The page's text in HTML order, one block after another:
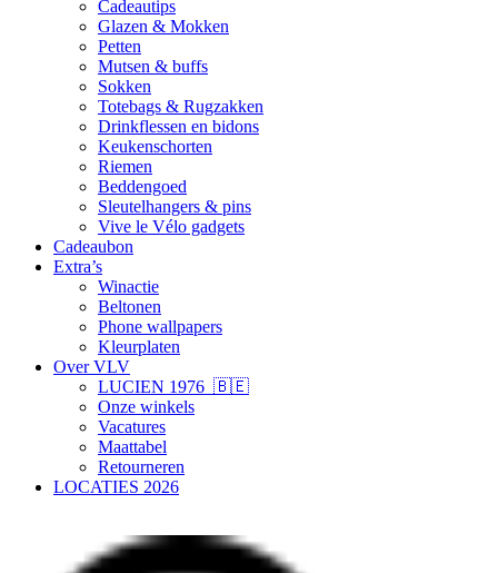
Cadeautips
Glazen & Mokken
Petten
Mutsen & buffs
Sokken
Totebags & Rugzakken
Drinkflessen en bidons
Keukenschorten
Riemen
Beddengoed
Sleutelhangers & pins
Vive le Vélo gadgets
Cadeaubon
Extra’s
Winactie
Beltonen
Phone wallpapers
Kleurplaten
Over VLV
LUCIEN 1976 🇧🇪
Onze winkels
Vacatures
Maattabel
Retourneren
LOCATIES 2026